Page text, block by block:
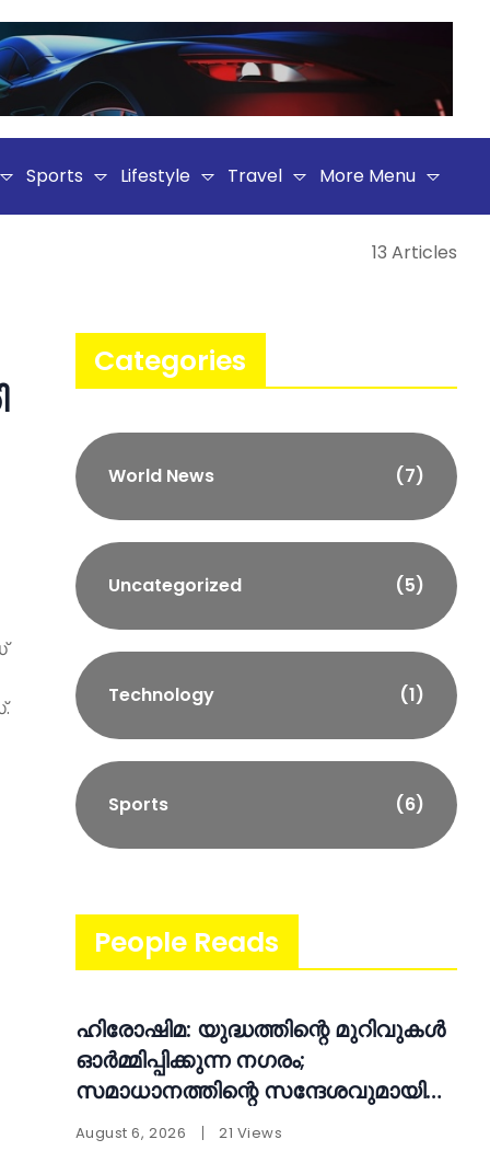
Sports Lifestyle Travel More Menu
13 Articles
Categories
World News (7)
Uncategorized (5)
Technology (1)
Sports (6)
People Reads
ഹിരോഷിമ: യുദ്ധത്തിന്റെ മുറിവുകൾ
ഓർമ്മിപ്പിക്കുന്ന നഗരം;
സമാധാനത്തിന്റെ സന്ദേശവുമായി
ലോകത്തെ ചിന്തിപ്പിക്കുന്ന സ്മാരകം
August 6, 2026 21 Views